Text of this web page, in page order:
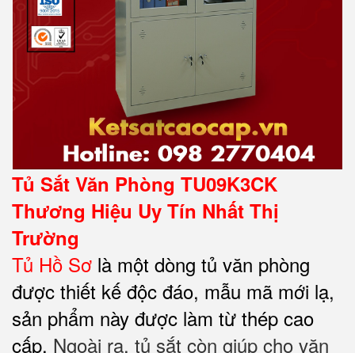
Tủ Sắt Văn Phòng TU09K3CK
Thương Hiệu Uy Tín Nhất Thị
Trường
Tủ Hồ Sơ là một dòng tủ văn phòng
được thiết kế độc đáo, mẫu mã mới lạ,
sản phẩm này được làm từ thép cao
cấp. Ngoài ra, tủ sắt còn giúp cho văn